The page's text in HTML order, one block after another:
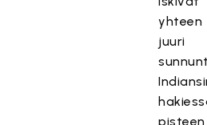
yhteen
juuri
pisteen